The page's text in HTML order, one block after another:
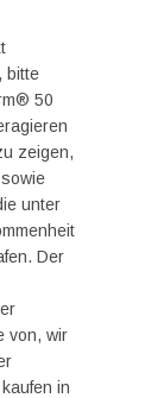
bitte
50
zeigen,
unter
Der
von, wir
in